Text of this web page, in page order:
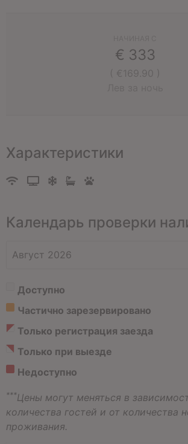
€ 333
Характеристики
Календарь проверки
Доступно
Частично зарезервировано
Только регистрация заезда
Только при выезде
Недоступно
***Цены могут меняться в
количества гостей и от количества
проживания.